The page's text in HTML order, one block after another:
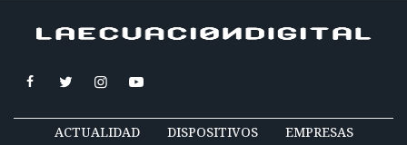
ACTUALIDAD DISPOSITIVOS EMPRESAS